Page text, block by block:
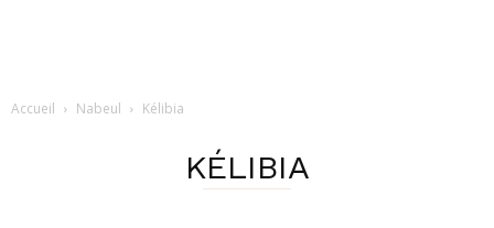
Accueil Nabeul Kélibia
KÉLIBIA